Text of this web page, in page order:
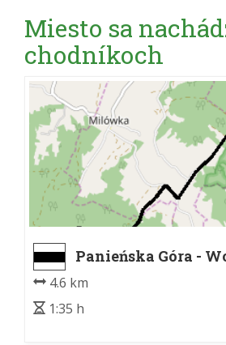
Miesto sa
chodníkoch
Panieńska Góra -
4.6 km
1:35 h